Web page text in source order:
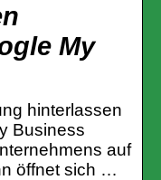
My
hinterlassen
Business
auf
öffnet sich …